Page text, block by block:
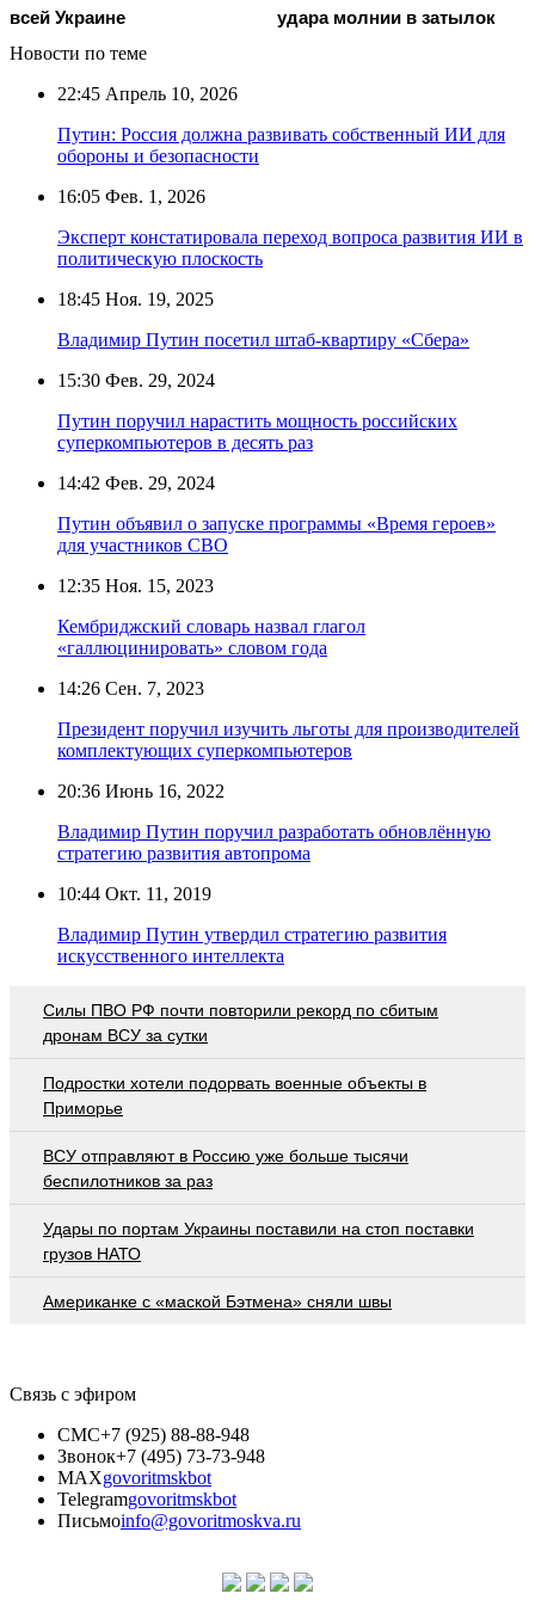
всей Украине
удара молнии в затылок
Новости по теме
22:45 Апрель 10, 2026
Путин: Россия должна развивать собственный ИИ для
обороны и безопасности
16:05 Фев. 1, 2026
Эксперт констатировала переход вопроса развития ИИ в
политическую плоскость
18:45 Ноя. 19, 2025
Владимир Путин посетил штаб-квартиру «Сбера»
15:30 Фев. 29, 2024
Путин поручил нарастить мощность российских
суперкомпьютеров в десять раз
14:42 Фев. 29, 2024
Путин объявил о запуске программы «Время героев»
для участников СВО
12:35 Ноя. 15, 2023
Кембриджский словарь назвал глагол
«галлюцинировать» словом года
14:26 Сен. 7, 2023
Президент поручил изучить льготы для производителей
комплектующих суперкомпьютеров
20:36 Июнь 16, 2022
Владимир Путин поручил разработать обновлённую
стратегию развития автопрома
10:44 Окт. 11, 2019
Владимир Путин утвердил стратегию развития
искусственного интеллекта
Cилы ПВО РФ почти повторили рекорд по сбитым
дронам ВСУ за сутки
Подростки хотели подорвать военные объекты в
Приморье
ВСУ отправляют в Россию уже больше тысячи
беспилотников за раз
Удары по портам Украины поставили на стоп поставки
грузов НАТО
Американке с «маской Бэтмена» сняли швы
Связь с эфиром
СМС+7 (925) 88-88-948
Звонок+7 (495) 73-73-948
MAXgovoritmskbot
Telegramgovoritmskbot
Письмоinfo@govoritmoskva.ru